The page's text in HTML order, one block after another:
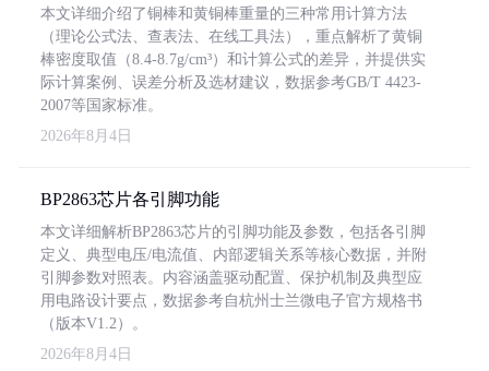
本文详细介绍了铜棒和黄铜棒重量的三种常用计算方法
（理论公式法、查表法、在线工具法），重点解析了黄铜
棒密度取值（8.4-8.7g/cm³）和计算公式的差异，并提供实
际计算案例、误差分析及选材建议，数据参考GB/T 4423-
2007等国家标准。
2026年8月4日
BP2863芯片各引脚功能
本文详细解析BP2863芯片的引脚功能及参数，包括各引脚
定义、典型电压/电流值、内部逻辑关系等核心数据，并附
引脚参数对照表。内容涵盖驱动配置、保护机制及典型应
用电路设计要点，数据参考自杭州士兰微电子官方规格书
（版本V1.2）。
2026年8月4日